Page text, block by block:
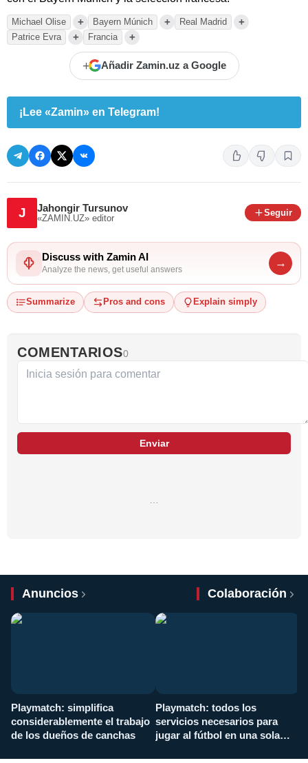
Michael Olise + Bayern Múnich + Real Madrid +
Patrice Evra + Francia +
+ Añadir Zamin.uz a Google
¡Lee «Zamin» en Telegram!
J Jahongir Tursunov
«ZAMIN.UZ» editor
Seguir
Discuss with Zamin AI
Analyze the news, get useful answers
→
Summarize Pros and cons Explain simply
COMENTARIOS0
Enviar
Anuncios Colaboración
Playmatch: simplifica
considerablemente el trabajo
de los dueños de canchas
Playmatch: todos los
servicios necesarios para
jugar al fútbol en una sola